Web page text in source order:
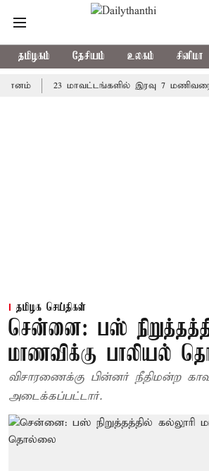
தமிழகம் தேசியம் உலகம் சினிமா
23 மாவட்டங்களில் இரவு 7 மணிவரை மழை
தமிழக செய்திகள்
சென்னை: பஸ்
மாணவிக்கு பாலியல்
விசாரணைக்கு பின்னர் நீதிமன்ற
அடைக்கப்பட்டார்.